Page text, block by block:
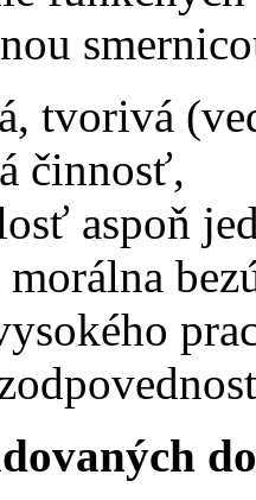
tvorivá
činnosť,
aspoň
morálna